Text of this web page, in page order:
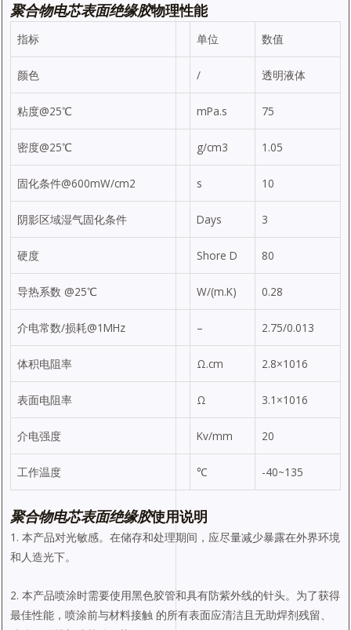
聚合物电芯表面绝缘胶物理性能
指标 单位 数值
颜色 / 透明液体
粘度@25℃ mPa.s 75
密度@25℃ g/cm3 1.05
固化条件@600mW/cm2 s 10
阴影区域湿气固化条件 Days 3
硬度 Shore D 80
导热系数 @25℃ W/(m.K) 0.28
介电常数/损耗@1MHz – 2.75/0.013
体积电阻率 Ω.cm 2.8×1016
表面电阻率 Ω 3.1×1016
介电强度 Kv/mm 20
工作温度 ℃ -40~135
聚合物电芯表面绝缘胶使用说明
1. 本产品对光敏感。在储存和处理期间，应尽量减少暴露在外界环境
和人造光下。
2. 本产品喷涂时需要使用黑色胶管和具有防紫外线的针头。为了获得
最佳性能，喷涂前与材料接触 的所有表面应清洁且无助焊剂残留、